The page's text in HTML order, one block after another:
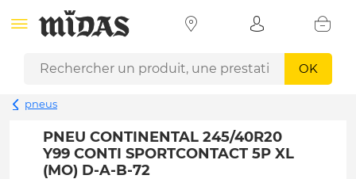
OK
pneus
PNEU CONTINENTAL 245/40R20
Y99 CONTI SPORTCONTACT 5P XL
(MO) D-A-B-72